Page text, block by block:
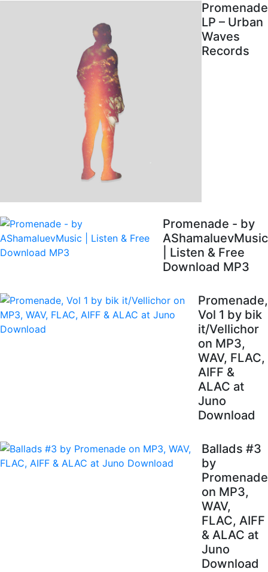
Promenade
LP – Urban
Waves
Records
Promenade - by
AShamaluevMusic
| Listen & Free
Download MP3
Promenade,
Vol 1 by bik
it/Vellichor
on MP3,
WAV, FLAC,
AIFF &
ALAC at
Juno
Download
Ballads #3
by
Promenade
on MP3,
WAV,
FLAC, AIFF
& ALAC at
Juno
Download